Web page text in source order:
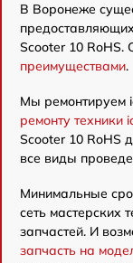
В Воронеже
Scooter 10 RoHS.
преимуществами.
Мы ремонтируем
ремонту техники
Scooter 10 RoHS
все виды
Минимальные
сеть мастерских
запчастей. И
запчасть на